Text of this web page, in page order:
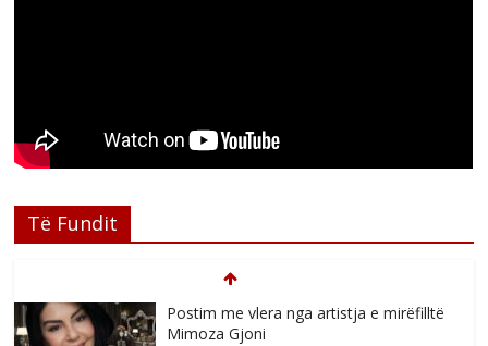
Të Fundit
Postim me vlera nga artistja e mirëfilltë
Mimoza Gjoni